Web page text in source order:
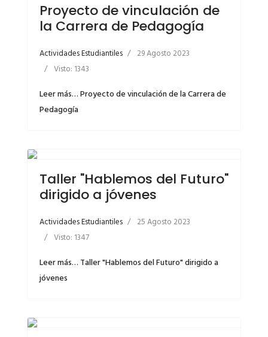
Proyecto de vinculación de
la Carrera de Pedagogía
Actividades Estudiantiles
29 Agosto 2023
Visto: 1343
Leer más… Proyecto de vinculación de la Carrera de
Pedagogía
Taller "Hablemos del Futuro"
dirigido a jóvenes
Actividades Estudiantiles
25 Agosto 2023
Visto: 1347
Leer más… Taller "Hablemos del Futuro" dirigido a
jóvenes